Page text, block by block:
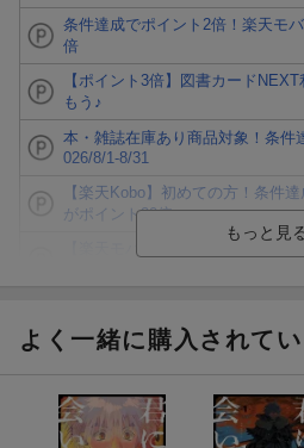
条件達成でポイント2倍！楽天モ
倍
【ポイント3倍】図書カード
もう♪
本・雑誌在庫あり商品対象！条件
026/8/1-8/31
【楽天Kobo】初めての方！条件
がポイント20倍
ト山分け
エントリー＆3,000円以上購入で
ラン）が当たる！
よく一緒に購入されて